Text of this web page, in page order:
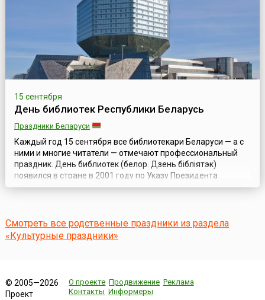
15 сентября
День библиотек Республики Беларусь
Праздники Беларуси
Каждый год 15 сентября все библиотекари Беларуси — а с
ними и многие читатели — отмечают профессиональный
праздник. День библиотек (белор. Дзень бібліятэк)
появился в стране в 2001 году по Указу Президента
Республики Беларусь от 8 сентября 2001 года, а дата
страны.Национальная библиотека, п...
Смотреть все родственные праздники из раздела
«Культурные праздники»
© 2005—2026
Проект
О проекте Продвижение Реклама
Контакты Информеры